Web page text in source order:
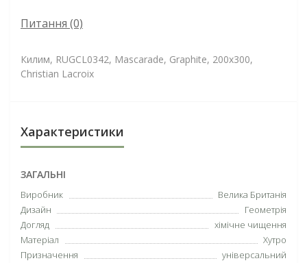
Питання (0)
Килим, RUGCL0342, Mascarade, Graphite, 200x300,
Christian Lacroix
Характеристики
ЗАГАЛЬНІ
Виробник
Велика Британія
Дизайн
Геометрія
Догляд
хімічне чищення
Матеріал
Хутро
Призначення
універсальний